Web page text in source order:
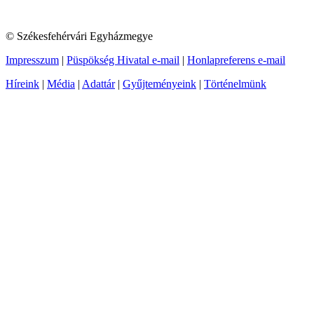
© Székesfehérvári Egyházmegye
Impresszum | Püspökség Hivatal e-mail | Honlapreferens e-mail
Híreink | Média | Adattár| Gyűjteményeink | Történelmünk